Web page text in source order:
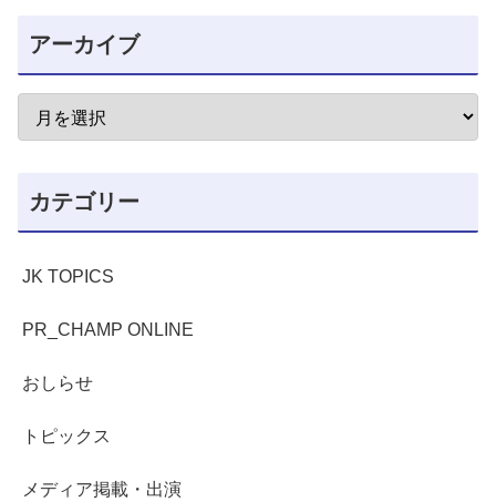
アーカイブ
カテゴリー
JK TOPICS
PR_CHAMP ONLINE
おしらせ
トピックス
メディア掲載・出演